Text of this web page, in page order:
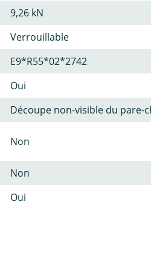
9,26 kN
Verrouillable
E9*R55*02*2742
Oui
Découpe non-visible du pare-
Non
Non
Oui